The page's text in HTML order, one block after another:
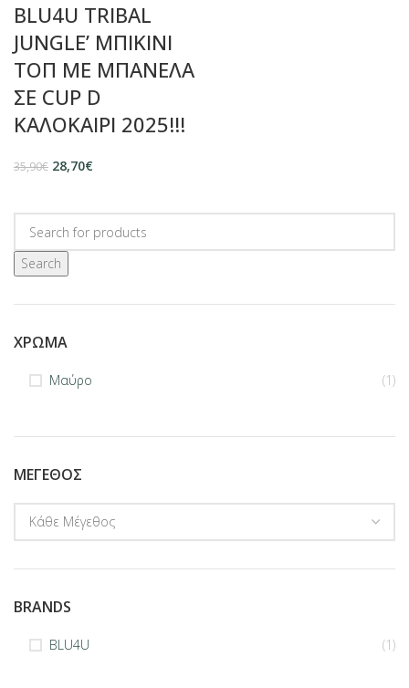
Search
ΧΡΏΜΑ
Μαύρο (1)
ΜΈΓΕΘΟΣ
BRANDS
BLU4U (1)
BLU4U TRIBAL
JUNGLE’ ΜΠΙΚΙΝΙ
ΤΟΠ ΜΕ ΜΠΑΝΕΛΑ
ΣΕ CUP D
ΚΑΛΟΚΑΙΡΙ 2025!!!
35,90€ 28,70€